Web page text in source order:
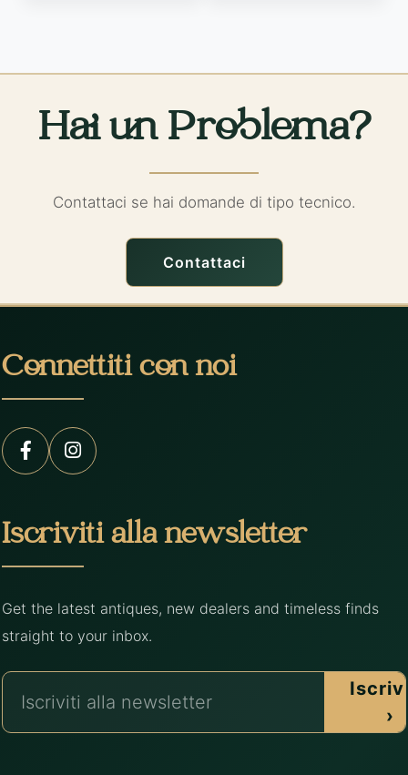
Hai un Problema?
Contattaci se hai domande di tipo tecnico.
Contattaci
Connettiti con noi
Iscriviti alla newsletter
Get the latest antiques, new dealers and timeless finds
straight to your inbox.
›